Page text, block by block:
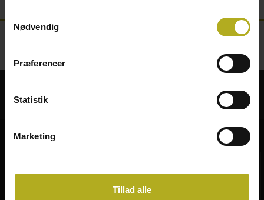
Nødvendig
Præferencer
Statistik
Marketing
Tillad alle